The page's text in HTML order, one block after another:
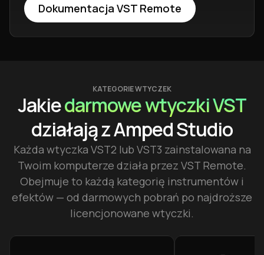
Dokumentacja VST Remote
KATEGORIE WTYCZEK
Jakiedarmowe wtyczki VST
działają z Amped Studio
Każda wtyczka VST2 lub VST3 zainstalowana na
Twoim komputerze działa przez VST Remote.
Obejmuje to każdą kategorię instrumentów i
efektów — od darmowych pobrań po najdroższe
licencjonowane wtyczki.